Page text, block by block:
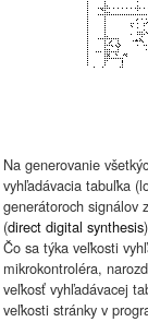
Na generovanie
vyhľadávacia tabuľka
generátoroch signálov
(direct digital synthesis
Čo sa týka veľkosti
mikrokontroléra,
veľkosť vyhľadávacej
veľkosti stránky v